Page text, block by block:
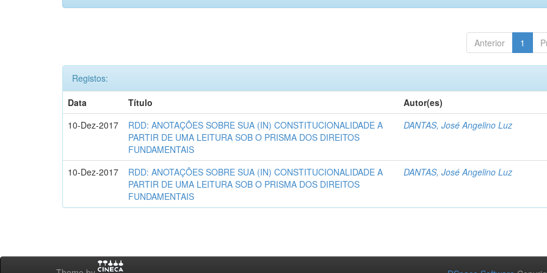
Anterior 1
Registos:
Data
Título
Autor(es)
10-Dez-2017
RDD: ANOTAÇÕES SOBRE SUA (IN) CONSTITUCIONALIDADE A
PARTIR DE UMA LEITURA SOB O PRISMA DOS DIREITOS
FUNDAMENTAIS
DANTAS, José Angelino Luz
10-Dez-2017
RDD: ANOTAÇÕES SOBRE SUA (IN) CONSTITUCIONALIDADE A
PARTIR DE UMA LEITURA SOB O PRISMA DOS DIREITOS
FUNDAMENTAIS
DANTAS, José Angelino Luz